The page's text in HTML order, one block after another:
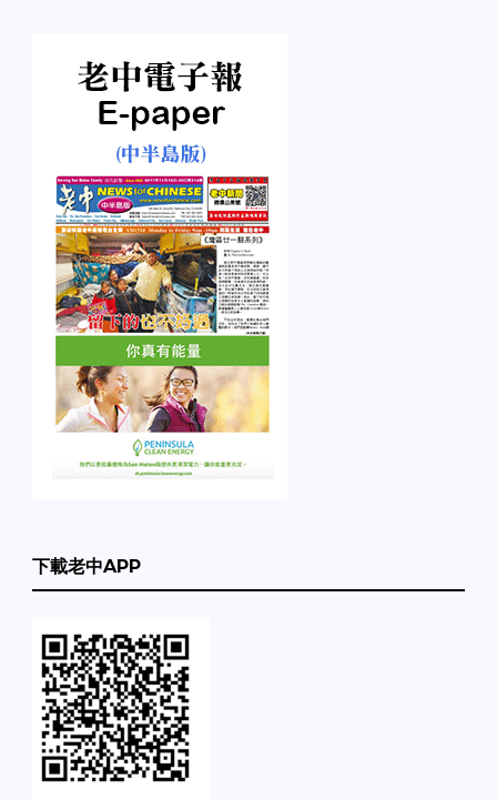
下載老中APP